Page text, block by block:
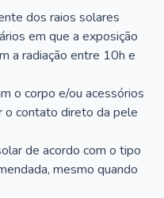
dos raios solares
em que a exposição
a radiação entre 10h e
o corpo e/ou acessórios
o contato direto da pele
de acordo com o tipo
mesmo quando